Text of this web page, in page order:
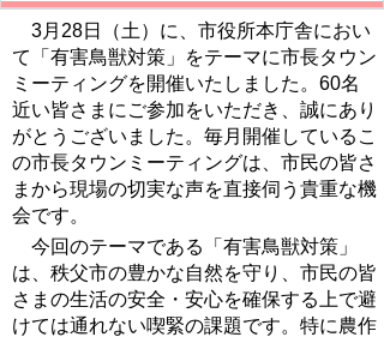
3月28日（土）に、市役所本庁舎におい
て「有害鳥獣対策」をテーマに市長タウン
ミーティングを開催いたしました。60名
近い皆さまにご参加をいただき、誠にあり
がとうございました。毎月開催しているこ
の市長タウンミーティングは、市民の皆さ
まから現場の切実な声を直接伺う貴重な機
会です。
今回のテーマである「有害鳥獣対策」
は、秩父市の豊かな自然を守り、市民の皆
さまの生活の安全・安心を確保する上で避
けては通れない喫緊の課題です。特に農作